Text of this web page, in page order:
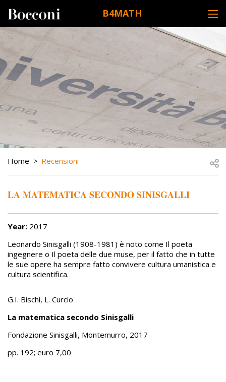
B4MATH
DESK NAVIGATION
BREADCRUMB
Home Recensioni
LA MATEMATICA SECONDO SINISGALLI
Year: 2017
Leonardo Sinisgalli (1908-1981) è noto come Il poeta
ingegnere o Il poeta delle due muse, per il fatto che in tutte
le sue opere ha sempre fatto convivere cultura umanistica e
cultura scientifica.
G.I. Bischi, L. Curcio
La matematica secondo Sinisgalli
Fondazione Sinisgalli, Montemurro, 2017
pp. 192; euro 7,00